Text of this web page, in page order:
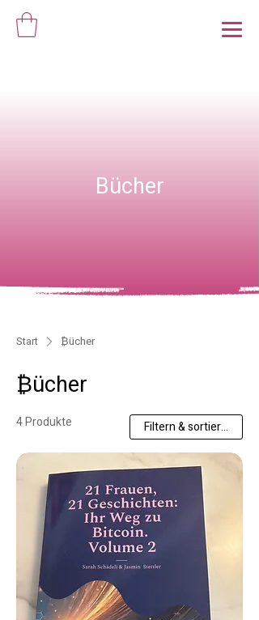
Bücher
Start ₿ücher
₿ücher
4 Produkte Filtern & sortieren